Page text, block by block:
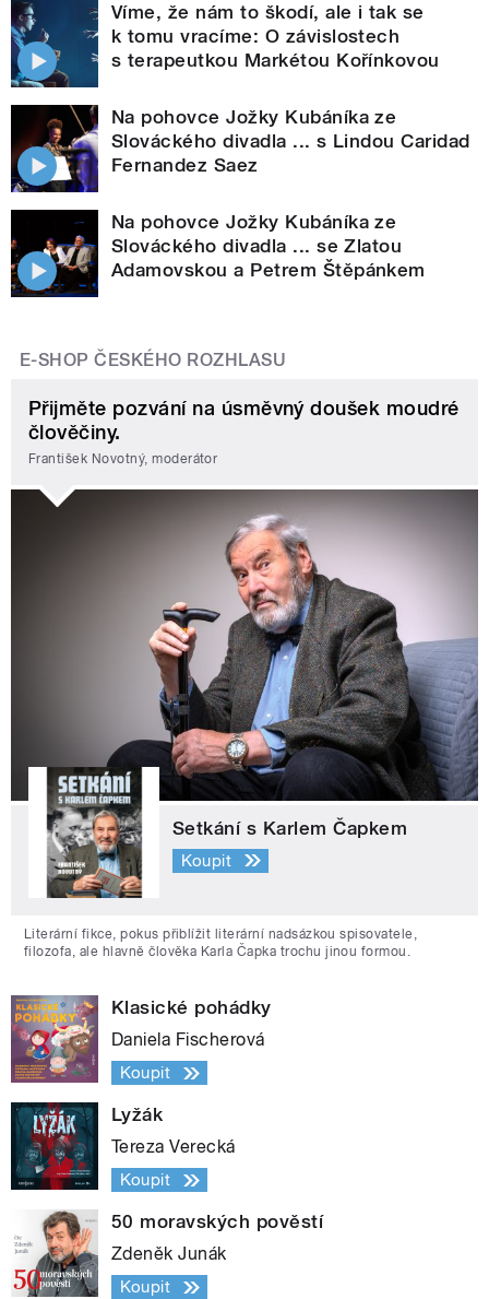
Víme, že nám to škodí, ale i tak se
k tomu vracíme: O závislostech
s terapeutkou Markétou Kořínkovou
Na pohovce Jožky Kubáníka ze
Slováckého divadla ... s Lindou Caridad
Fernandez Saez
Na pohovce Jožky Kubáníka ze
Slováckého divadla ... se Zlatou
Adamovskou a Petrem Štěpánkem
E-SHOP ČESKÉHO ROZHLASU
Přijměte pozvání na úsměvný doušek moudré
člověčiny.
František Novotný, moderátor
Setkání s Karlem Čapkem
Koupit
Literární fikce, pokus přiblížit literární nadsázkou spisovatele,
filozofa, ale hlavně člověka Karla Čapka trochu jinou formou.
Klasické pohádky
Daniela Fischerová
Koupit
Lyžák
Tereza Verecká
Koupit
50 moravských pověstí
Zdeněk Junák
Koupit